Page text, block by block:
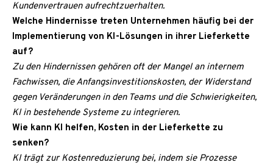
Kundenvertrauen aufrechtzuerhalten.
Welche Hindernisse treten Unternehmen häufig bei der
Implementierung von KI-Lösungen in ihrer Lieferkette
auf?
Zu den Hindernissen gehören oft der Mangel an internem
Fachwissen, die Anfangsinvestitionskosten, der Widerstand
gegen Veränderungen in den Teams und die Schwierigkeiten,
KI in bestehende Systeme zu integrieren.
Wie kann KI helfen, Kosten in der Lieferkette zu
senken?
KI trägt zur Kostenreduzierung bei, indem sie Prozesse